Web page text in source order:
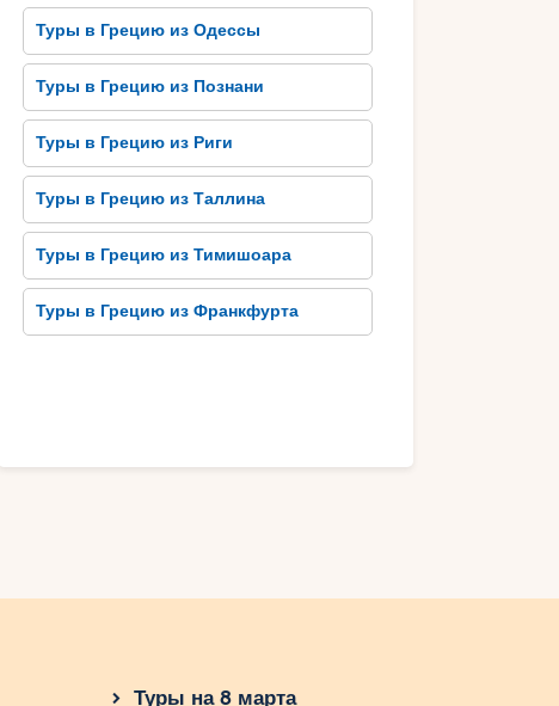
Туры в Грецию из Одессы
Туры в Грецию из Познани
Туры в Грецию из Риги
Туры в Грецию из Таллина
Туры в Грецию из Тимишоара
Туры в Грецию из Франкфурта
Туры на 8 марта